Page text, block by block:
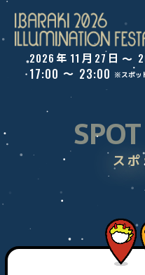
ス
2026 年 11 月27 日 〜
17:00 〜 23:00 ※スポッ
トップ
ご案内
スポット一覧